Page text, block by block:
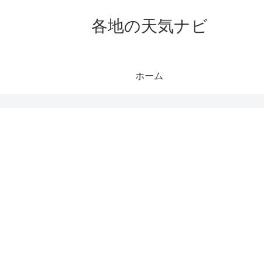
各地の天気ナビ
ホーム